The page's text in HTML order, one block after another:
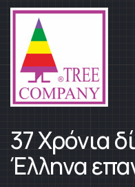
37 Χρόνια
Έλληνα